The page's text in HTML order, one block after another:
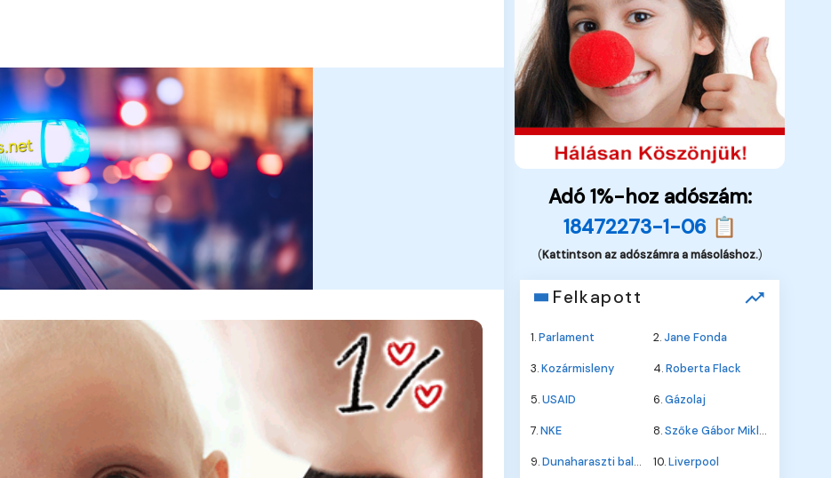
Adó 1%-hoz adószám:
18472273-1-06 📋
(Kattintson az adószámra a másoláshoz.)
Felkapott
1.Parlament 2.Jane Fonda
3.Kozármisleny 4.Roberta Flack
5.USAID 6.Gázolaj
7.NKE 8.Szőke Gábor Miklós
9.Dunaharaszti baleset 10.Liverpool